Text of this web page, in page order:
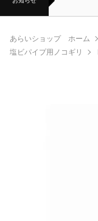
あらいショップ ホーム
塩ビパイプ用ノコギリ